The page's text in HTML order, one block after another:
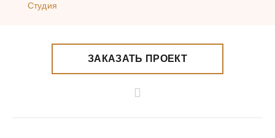
Студия
ЗАКАЗАТЬ ПРОЕКТ